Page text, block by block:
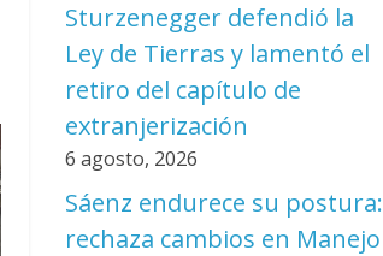
Sturzenegger defendió la
Ley de Tierras y lamentó el
retiro del capítulo de
extranjerización
6 agosto, 2026
Sáenz endurece su postura:
rechaza cambios en Manejo